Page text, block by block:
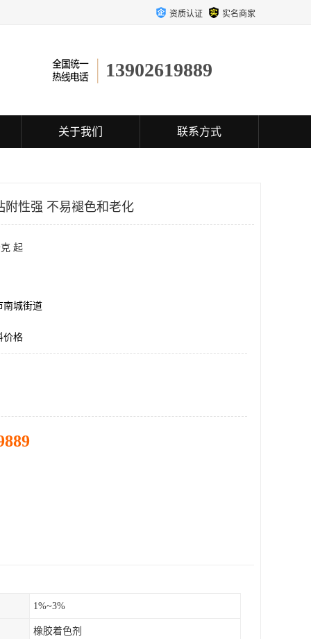
资质认证 实名商家
13902619889
关于我们 联系方式
附性强 不易褪色和老化
起
南城街道
价格
1%~3%
橡胶着色剂